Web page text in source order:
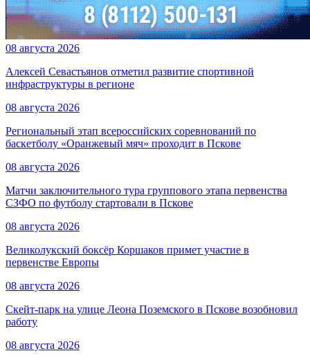
08 августа 2026
Алексей Севастьянов отметил развитие спортивной
инфраструктуры в регионе
08 августа 2026
Региональный этап всероссийских соревнований по
баскетболу «Оранжевый мяч» проходит в Пскове
08 августа 2026
Матчи заключительного тура группового этапа первенства
СЗФО по футболу стартовали в Пскове
08 августа 2026
Великолукский боксёр Коршаков примет участие в
первенстве Европы
08 августа 2026
Скейт-парк на улице Леона Поземского в Пскове возобновил
работу
08 августа 2026